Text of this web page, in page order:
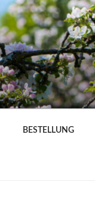
BESTELLUNG